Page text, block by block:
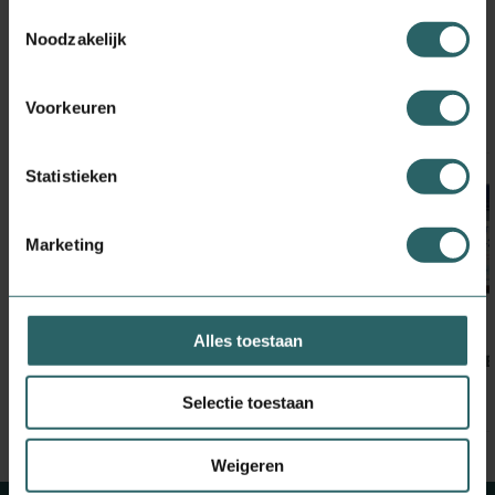
Noodzakelijk
Voorkeuren
Statistieken
Marketing
Alles toestaan
Selectie toestaan
Weigeren
Inspiratie
Plantina Vitamine K2 en D3 Orthica Vitamine